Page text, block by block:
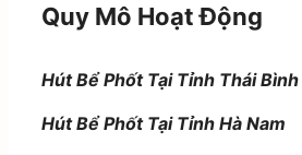
Quy Mô Hoạt Động
Hút Bể Phốt Tại Tỉnh Thái Bình
Hút Bể Phốt Tại Tỉnh Hà Nam